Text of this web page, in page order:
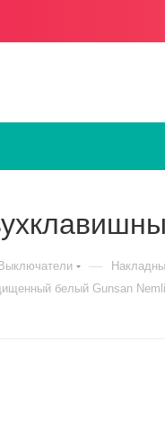
Выключатели —
белый Gunsan